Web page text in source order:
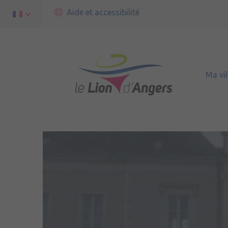
Aide et accessibilité
Ma